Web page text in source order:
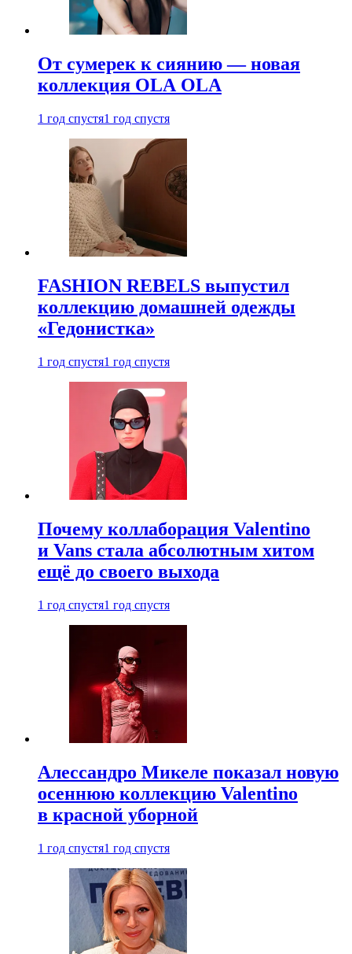
От сумерек к сиянию — новая
коллекция OLA OLA
1 год спустя1 год спустя
FASHION REBELS выпустил
коллекцию домашней одежды
«Гедонистка»
1 год спустя1 год спустя
Почему коллаборация Valentino
и Vans стала абсолютным хитом
ещё до своего выхода
1 год спустя1 год спустя
Алессандро Микеле показал новую
осеннюю коллекцию Valentino
в красной уборной
1 год спустя1 год спустя